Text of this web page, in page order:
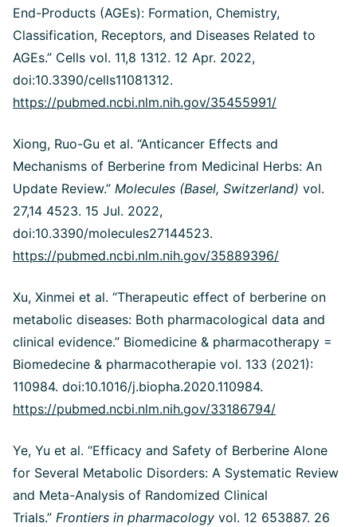
End-Products (AGEs): Formation, Chemistry,
Classification, Receptors, and Diseases Related to
AGEs.” Cells vol. 11,8 1312. 12 Apr. 2022,
doi:10.3390/cells11081312.
https://pubmed.ncbi.nlm.nih.gov/35455991/
Xiong, Ruo-Gu et al. “Anticancer Effects and
Mechanisms of Berberine from Medicinal Herbs: An
Update Review.” Molecules (Basel, Switzerland) vol.
27,14 4523. 15 Jul. 2022,
doi:10.3390/molecules27144523.
https://pubmed.ncbi.nlm.nih.gov/35889396/
Xu, Xinmei et al. “Therapeutic effect of berberine on
metabolic diseases: Both pharmacological data and
clinical evidence.” Biomedicine & pharmacotherapy =
Biomedecine & pharmacotherapie vol. 133 (2021):
110984. doi:10.1016/j.biopha.2020.110984.
https://pubmed.ncbi.nlm.nih.gov/33186794/
Ye, Yu et al. “Efficacy and Safety of Berberine Alone
for Several Metabolic Disorders: A Systematic Review
and Meta-Analysis of Randomized Clinical
Trials.” Frontiers in pharmacology vol. 12 653887. 26